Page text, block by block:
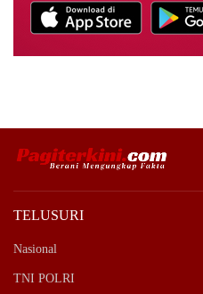
TELUSURI
Nasional
TNI POLRI